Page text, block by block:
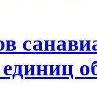
единиц